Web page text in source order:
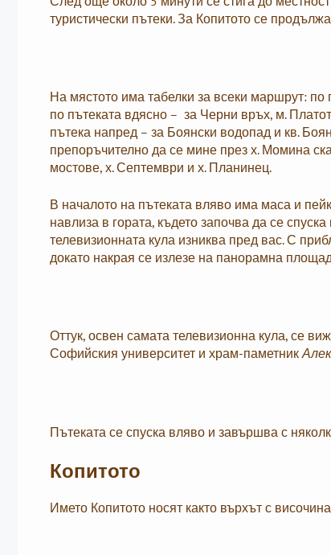
туристически пътеки. За Копитото се
На мястото има табелки за всеки маршрут: по
по пътеката вдясно – за Черни връх, м.
пътека напред – за Боянски водопад и кв.
препоръчително да се мине през х. Момина
мостове, х. Септември и х. Планинец.
В началото на пътеката вляво има маса и
навлиза в гората, където започва да се
телевизионната кула изниква пред вас. С
докато накрая се излезе на панорамна
Оттук, освен самата телевизионна кула, се
Софийския университет и храм-паметник
Пътеката се спуска вляво и завършва с
Копитото
Името Копитото носят както върхът с